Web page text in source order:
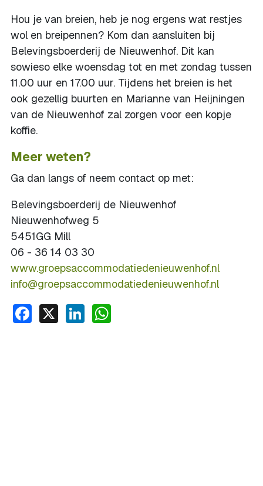
Hou je van breien, heb je nog ergens wat restjes
wol en breipennen? Kom dan aansluiten bij
Belevingsboerderij de Nieuwenhof. Dit kan
sowieso elke woensdag tot en met zondag tussen
11.00 uur en 17.00 uur. Tijdens het breien is het
ook gezellig buurten en Marianne van Heijningen
van de Nieuwenhof zal zorgen voor een kopje
koffie.
Meer weten?
Ga dan langs of neem contact op met:
Belevingsboerderij de Nieuwenhof
Nieuwenhofweg 5
5451GG Mill
06 - 36 14 03 30
www.groepsaccommodatiedenieuwenhof.nl
info@groepsaccommodatiedenieuwenhof.nl
Facebook
X LinkedIn